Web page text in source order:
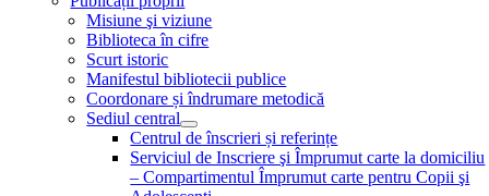
Misiune şi viziune
Biblioteca în cifre
Scurt istoric
Manifestul bibliotecii publice
Coordonare și îndrumare metodică
Sediul central
Centrul de înscrieri și referințe
Serviciul de Inscriere şi Împrumut carte la domiciliu
– Compartimentul Împrumut carte pentru Copii şi